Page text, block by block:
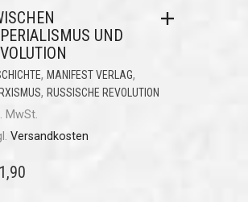
UND
, MANIFEST VERLAG,
, RUSSISCHE REVOLUTION
MwSt.
Versandkosten